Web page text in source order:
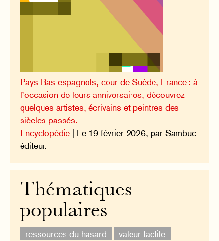
Pays-Bas espagnols, cour de Suède, France : à
l’occasion de leurs anniversaires, découvrez
quelques artistes, écrivains et peintres des
siècles passés.
Encyclopédie | Le 19 février 2026, par Sambuc
éditeur.
Thématiques
populaires
ressources du hasard
valeur tactile